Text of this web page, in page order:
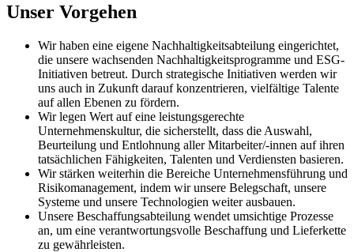
Unser Vorgehen
Wir haben eine eigene Nachhaltigkeitsabteilung eingerichtet,
die unsere wachsenden Nachhaltigkeitsprogramme und ESG-
Initiativen betreut. Durch strategische Initiativen werden wir
uns auch in Zukunft darauf konzentrieren, vielfältige Talente
auf allen Ebenen zu fördern.
Wir legen Wert auf eine leistungsgerechte
Unternehmenskultur, die sicherstellt, dass die Auswahl,
Beurteilung und Entlohnung aller Mitarbeiter/-innen auf ihren
tatsächlichen Fähigkeiten, Talenten und Verdiensten basieren.
Wir stärken weiterhin die Bereiche Unternehmensführung und
Risikomanagement, indem wir unsere Belegschaft, unsere
Systeme und unsere Technologien weiter ausbauen.
Unsere Beschaffungsabteilung wendet umsichtige Prozesse
an, um eine verantwortungsvolle Beschaffung und Lieferkette
zu gewährleisten.